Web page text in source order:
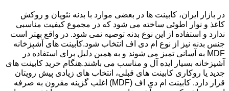
در بازار ایران، کابینت ها در بعضی موارد با بدنه نئوپان و روکش
کاغذ و نوار اطوئی ساخته می شود که در مجموع کیفیت مناسبی
ندارد و استفاده از این نوع بدنه توصیه نمی شود. در واقع بهتر است
جنس بدنه نیز از نوع ام دی اف انتخاب شود.کابینت های آشپزخانه
MDF به آسانی تمیز می شوند و به همین دلیل برای استفاده در
آشپزخانه بسیار ایده آل و مناسب می باشند.هنگام خرید کابینت های
جدید یا روکاری کابینت های قبلی، انتخاب های زیادی پیش رویتان
قرار دارد. کابینت ام دی اف (MDF) اغلب گزینه مقرون به صرفه